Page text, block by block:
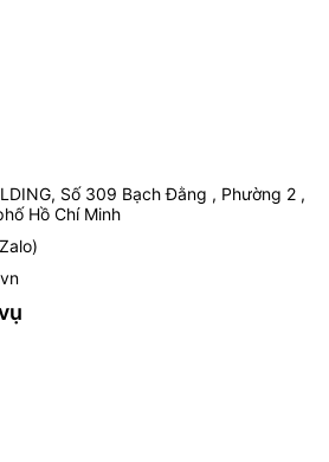
Số 309 Bạch Đằng , Phường 2 ,
Hồ Chí Minh